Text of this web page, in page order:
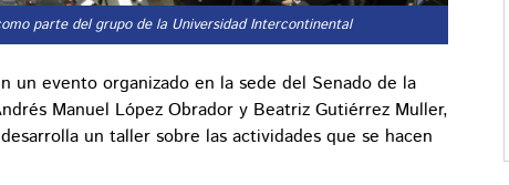
parte del grupo de la Universidad Intercontinental
un evento organizado en la sede del Senado de la
Manuel López Obrador y Beatriz Gutiérrez Muller,
un taller sobre las actividades que se hacen